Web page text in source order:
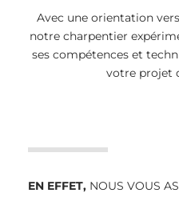
Avec une orientation
notre charpentier
ses compétences et
votre projet
EN EFFET, NOUS VOUS